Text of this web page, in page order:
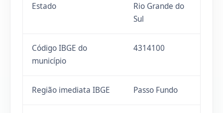
Estado
Rio Grande do
Sul
Código IBGE do
município
4314100
Região imediata IBGE Passo Fundo